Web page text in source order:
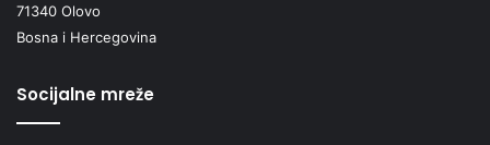
71340 Olovo
Bosna i Hercegovina
Socijalne mreže